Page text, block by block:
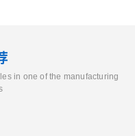
in one of the manufacturing